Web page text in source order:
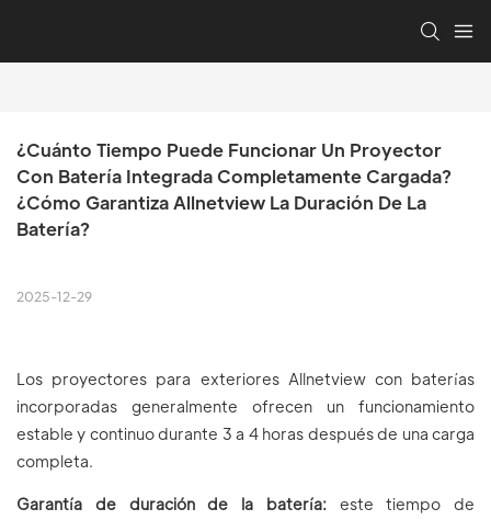
¿Cuánto Tiempo Puede Funcionar Un Proyector
Con Batería Integrada Completamente Cargada?
¿Cómo Garantiza Allnetview La Duración De La
Batería?
2025-12-29
Los proyectores para exteriores Allnetview con baterías
incorporadas generalmente ofrecen un funcionamiento
estable y continuo durante 3 a 4 horas después de una carga
completa.
Garantía de duración de la batería:este tiempo de